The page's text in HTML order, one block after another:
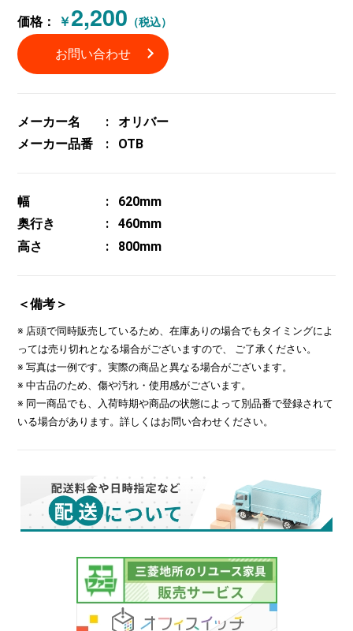
価格： ￥2,200 （税込）
お問い合わせ
メーカー名
オリバー
メーカー品番
OTB
幅
620mm
奥行き
460mm
高さ
800mm
＜備考＞
※ 店頭で同時販売しているため、在庫ありの場合でもタイミングによ
っては売り切れとなる場合がございますので、 ご了承ください。
※ 写真は一例です。実際の商品と異なる場合がございます。
※ 中古品のため、傷や汚れ・使用感がございます。
※ 同一商品でも、入荷時期や商品の状態によって別品番で登録されて
いる場合があります。詳しくはお問い合わせください。